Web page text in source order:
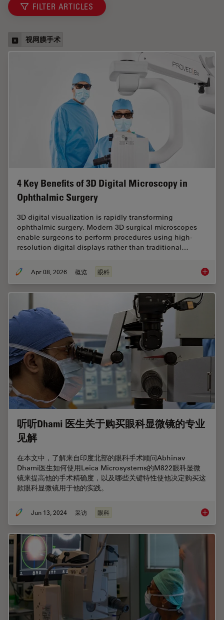
FILTER ARTICLES
视网膜手术
4 Key Benefits of 3D Digital Microscopy in
Ophthalmic Surgery
3D digital visualization is rapidly transforming
ophthalmic surgery. Modern 3D surgical microscopes
enable surgeons to perform procedures using high-
resolution digital displays rather than traditional…
Apr 08, 2026 概览 眼科 4 Key
听听Dhami 医生关于购买眼科显微镜的专业
见解
在本文中，了解来自印度北部的眼科手术顾问Abhinav
Dhami医生如何使用Leica Microsystems的M822眼科显微
镜来提高他的手术精确度，以及哪些关键特性使他决定购买这
款眼科显微镜用于他的实践。
Jun 13, 2024 采访 眼科 听听